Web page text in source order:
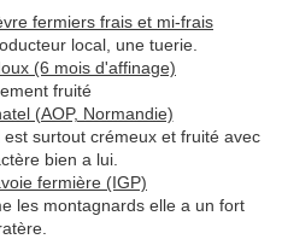
fermiers frais et mi-frais
local, une tuerie.
(6 mois d'affinage)
fruité
(AOP, Normandie)
surtout crémeux et fruité avec
bien a lui.
fermière (IGP)
les montagnards elle a un fort